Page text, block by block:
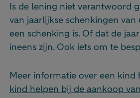
Is de lening niet verantwoord
van jaarlijkse schenkingen
een schenking is. Of dat de
ineens zijn. Ook iets om te
Meer informatie over een
kind helpen bij de aankoop